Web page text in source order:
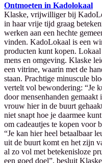
Ontmoeten in Kadolokaal
Klaske, vrijwilliger bij
in haar vrije tijd graag
werken aan een hechte
vinden. KadoLokaal is een
producten kunt kopen.
mens en omgeving. Klaske
een vitrine, waarin met de
staan. Prachtige minuscule
vertelt vol bewondering: “Je
door mensenhanden
vrouw hier in de buurt
niet snapt hoe je daarmee
om cadeautjes te kopen voor
“Je kan hier heel betaalbaar
uit de buurt komt en het zijn
al zo vol met betekenisloze
een goed doel”, besluit